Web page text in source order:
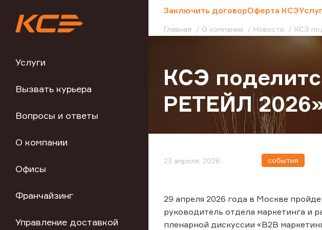
Услуги
Вызвать курьера
Вопросы и ответы
О компании
Офисы
Франчайзинг
Управление доставкой
Заключить договорОферта КСЭ
Главная О компании Новости КСЭ
КСЭ
РЕТЕЙЛ
23 апреля, 2026 события
29 апреля 2026 года в Москве
руководитель отдела маркетинга и
пленарной дискуссии «B2B